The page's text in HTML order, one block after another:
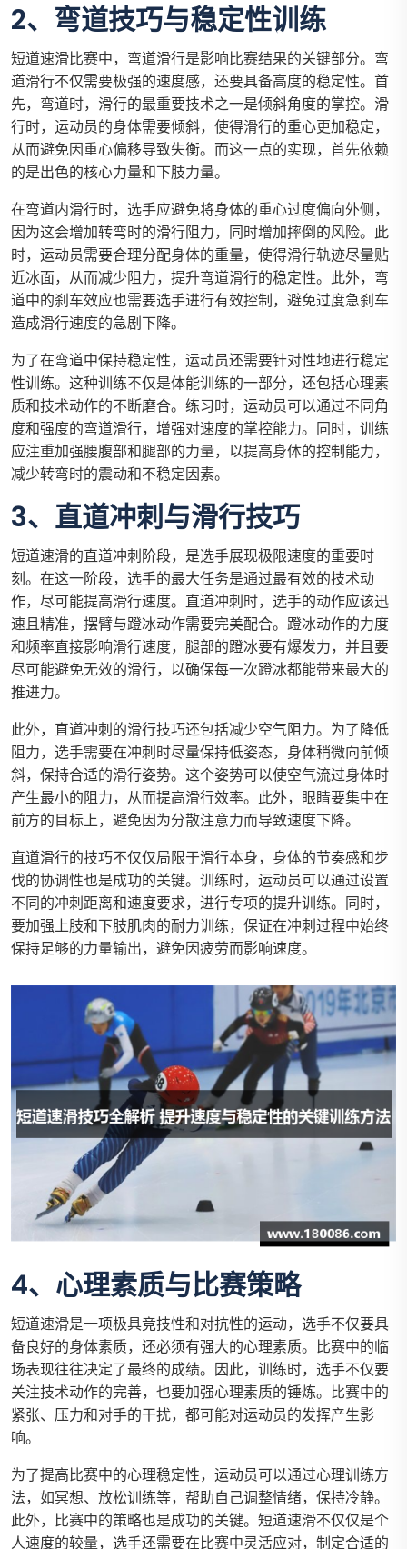
2、弯道技巧与稳定性训练
短道速滑比赛中，弯道滑行是影响比赛结果的关键部分。弯
道滑行不仅需要极强的速度感，还要具备高度的稳定性。首
先，弯道时，滑行的最重要技术之一是倾斜角度的掌控。滑
行时，运动员的身体需要倾斜，使得滑行的重心更加稳定，
从而避免因重心偏移导致失衡。而这一点的实现，首先依赖
的是出色的核心力量和下肢力量。
在弯道内滑行时，选手应避免将身体的重心过度偏向外侧，
因为这会增加转弯时的滑行阻力，同时增加摔倒的风险。此
时，运动员需要合理分配身体的重量，使得滑行轨迹尽量贴
近冰面，从而减少阻力，提升弯道滑行的稳定性。此外，弯
道中的刹车效应也需要选手进行有效控制，避免过度急刹车
造成滑行速度的急剧下降。
为了在弯道中保持稳定性，运动员还需要针对性地进行稳定
性训练。这种训练不仅是体能训练的一部分，还包括心理素
质和技术动作的不断磨合。练习时，运动员可以通过不同角
度和强度的弯道滑行，增强对速度的掌控能力。同时，训练
应注重加强腰腹部和腿部的力量，以提高身体的控制能力，
减少转弯时的震动和不稳定因素。
3、直道冲刺与滑行技巧
短道速滑的直道冲刺阶段，是选手展现极限速度的重要时
刻。在这一阶段，选手的最大任务是通过最有效的技术动
作，尽可能提高滑行速度。直道冲刺时，选手的动作应该迅
速且精准，摆臂与蹬冰动作需要完美配合。蹬冰动作的力度
和频率直接影响滑行速度，腿部的蹬冰要有爆发力，并且要
尽可能避免无效的滑行，以确保每一次蹬冰都能带来最大的
推进力。
此外，直道冲刺的滑行技巧还包括减少空气阻力。为了降低
阻力，选手需要在冲刺时尽量保持低姿态，身体稍微向前倾
斜，保持合适的滑行姿势。这个姿势可以使空气流过身体时
产生最小的阻力，从而提高滑行效率。此外，眼睛要集中在
前方的目标上，避免因为分散注意力而导致速度下降。
直道滑行的技巧不仅仅局限于滑行本身，身体的节奏感和步
伐的协调性也是成功的关键。训练时，运动员可以通过设置
不同的冲刺距离和速度要求，进行专项的提升训练。同时，
要加强上肢和下肢肌肉的耐力训练，保证在冲刺过程中始终
保持足够的力量输出，避免因疲劳而影响速度。
4、心理素质与比赛策略
短道速滑是一项极具竞技性和对抗性的运动，选手不仅要具
备良好的身体素质，还必须有强大的心理素质。比赛中的临
场表现往往决定了最终的成绩。因此，训练时，选手不仅要
关注技术动作的完善，也要加强心理素质的锤炼。比赛中的
紧张、压力和对手的干扰，都可能对运动员的发挥产生影
响。
为了提高比赛中的心理稳定性，运动员可以通过心理训练方
法，如冥想、放松训练等，帮助自己调整情绪，保持冷静。
此外，比赛中的策略也是成功的关键。短道速滑不仅仅是个
人速度的较量，选手还需要在比赛中灵活应对，制定合适的